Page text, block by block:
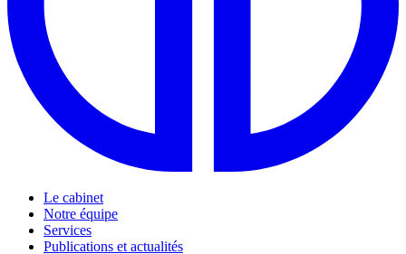
Le cabinet
Notre équipe
Services
Publications et actualités